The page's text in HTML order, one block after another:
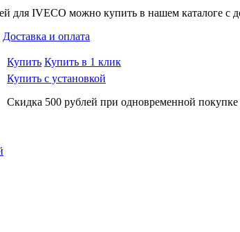
для IVECO можно купить в нашем каталоге с
Доставка и оплата
Купить Купить в 1 клик
Купить с установкой
Скидка 500 рублей при одновременной покупке